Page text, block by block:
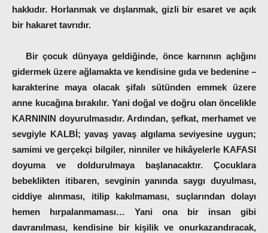
hakkıdır. Horlanmak ve dışlanmak, gizli bir esaret ve açık
bir hakaret tavrıdır.
Bir çocuk dünyaya geldiğinde, önce karnının açlığını
gidermek üzere ağlamakta ve kendisine gıda ve bedenine –
karakterine maya olacak şifalı sütünden emmek üzere
anne kucağına bırakılır. Yani doğal ve doğru olan öncelikle
KARNININ doyurulmasıdır. Ardından, şefkat, merhamet ve
sevgiyle KALBİ; yavaş yavaş algılama seviyesine uygun;
samimi ve gerçekçi bilgiler, ninniler ve hikâyelerle KAFASI
doyuma ve doldurulmaya başlanacaktır. Çocuklara
bebeklikten itibaren, sevginin yanında saygı duyulması,
ciddiye alınması, itilip kakılmaması, suçlarından dolayı
hemen hırpalanmaması… Yani ona bir insan gibi
davranılması, kendisine bir kişilik ve onurkazandıracak,